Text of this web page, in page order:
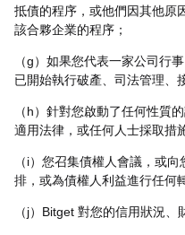
抵債的程序，或他們因其他原
該合夥企業的程序；
（g）如果您代表一家公司行
已開始執行破產、司法管理、
（h）針對您啟動了任何性質
適用法律，或任何人士採取措
（i）您召集債權人會議，或
排，或為債權人利益進行任何
（j）Bitget 對您的信用狀況、